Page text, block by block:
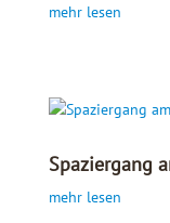
mehr lesen
Spaziergang
mehr lesen